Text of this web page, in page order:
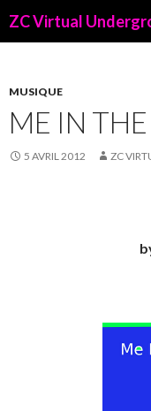
ZC Virtual
PRINCIPAL
MUSIQUE
ME IN
5 AVRIL 2012 ZC